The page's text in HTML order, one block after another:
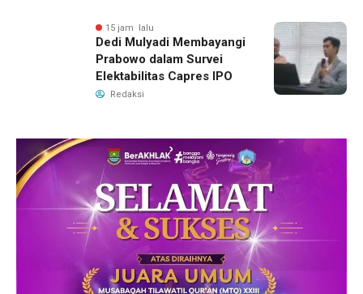
15 jam lalu
Dedi Mulyadi Membayangi
Prabowo dalam Survei
Elektabilitas Capres IPO
Redaksi